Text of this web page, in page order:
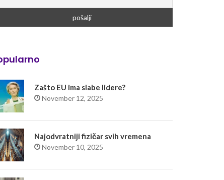
Zašto EU ima slabe lidere?
November 12, 2025
Najodvratniji fizičar svih vremena
November 10, 2025